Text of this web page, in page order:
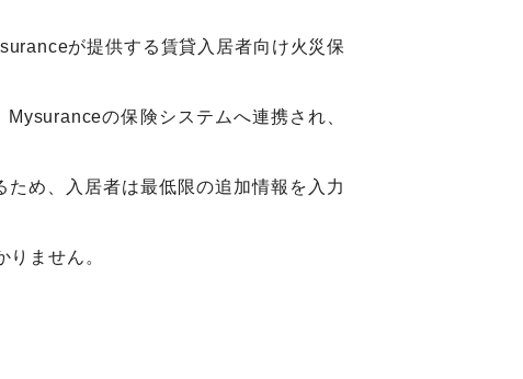
が提供する賃貸入居者向け火災保
の保険システムへ連携され、
め、入居者は最低限の追加情報を入力
ません。